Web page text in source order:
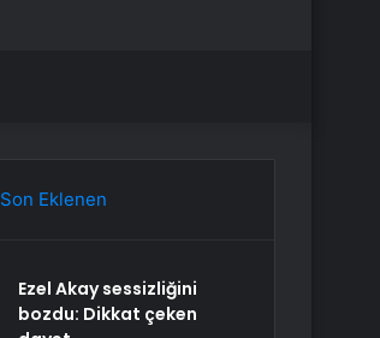
Son Eklenen
Ezel Akay sessizliğini
bozdu: Dikkat çeken